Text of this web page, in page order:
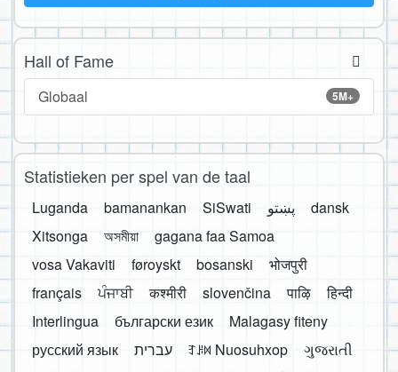
Hall of Fame
5M+
Globaal
Statistieken per spel van de taal
Luganda bamanankan SiSwati پښتو
dansk
Xitsonga
অসমীয়া
gagana faa Samoa
vosa Vakaviti
føroyskt bosanski
भोजपुरी
français
ਪੰਜਾਬੀ कश्मीरी slovenčina पाऴि
हिन्दी
Interlingua
български език
Malagasy fiteny
русский язык
עברית ꆈꌠ꒿ Nuosuhxop
ગુજરાતી